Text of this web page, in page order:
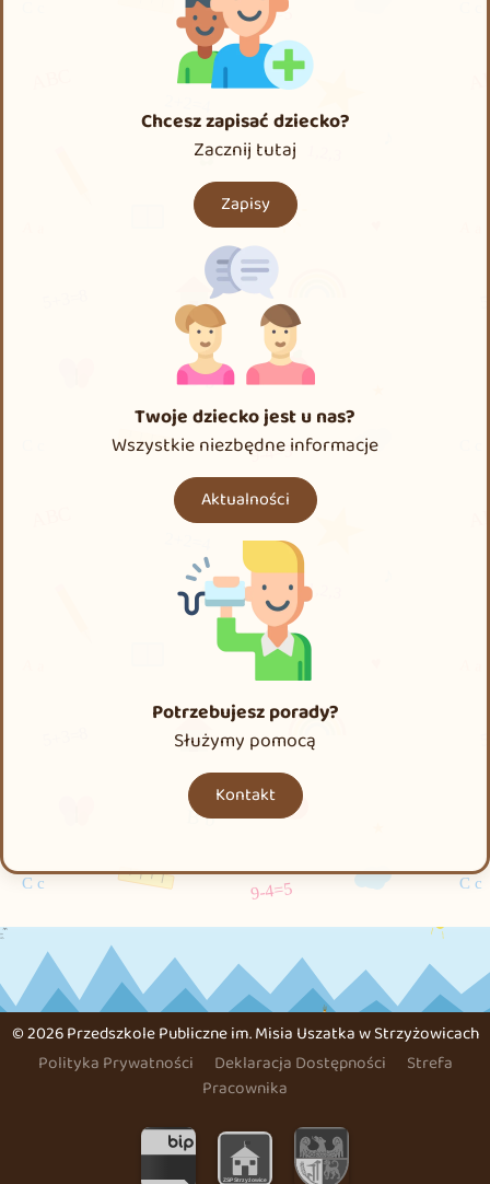
Chcesz zapisać dziecko?
Zacznij tutaj
Zapisy
Twoje dziecko jest u nas?
Wszystkie niezbędne informacje
Aktualności
Potrzebujesz porady?
Służymy pomocą
Kontakt
©2026 Przedszkole Publiczne im. Misia Uszatka w Strzyżowicach
Polityka Prywatności
Deklaracja Dostępności
Strefa
Pracownika